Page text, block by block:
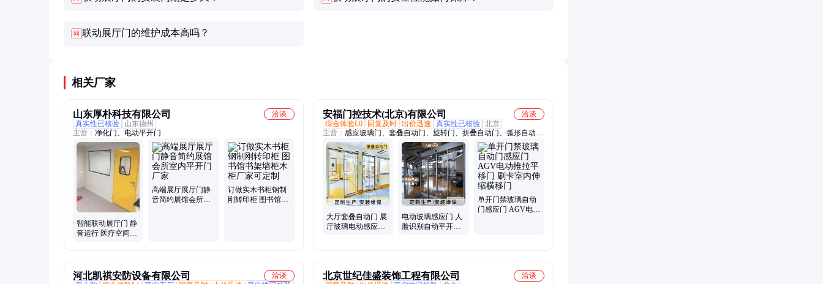
问 联动展厅门的维护成本高吗？
相关厂家
山东厚朴科技有限公司
洽谈
真实性已核验
山东德州
主营： 净化门、电动平开门
智能联动展厅门 静
音运行 医疗空间定
高端展厅展厅门静
音简约展馆会所室
订做实木书柜钢制
刚转印柜 图书馆书
安福门控技术(北京)有限公司
洽谈
综合体验L0
回复及时 出价迅速 真实性已核验 北京
主营： 感应玻璃门、套叠自动门、旋转门、折叠自动门、弧形自动
门、平移平开门、电动平移门、电动平开门、自动门感应门、玻璃感
应门、电动感应门
大厅套叠自动门 展
厅玻璃电动感应重
电动玻璃感应门 人
脸识别自动平开门
单开门禁玻璃自动
门感应门 AGV电动
河北凯祺安防设备有限公司
洽谈
北京世纪佳盛装饰工程有限公司
洽谈